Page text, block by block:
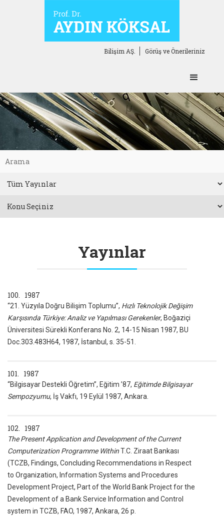
Görüş ve Önerileriniz
Bilişim AŞ.
Yayınlar
100. 1987
“21. Yüzyıla Doğru Bilişim Toplumu”, Hızlı Teknolojik Değişim
Karşısında Türkiye: Analiz ve Yapılması Gerekenler, Boğaziçi
Üniversitesi Sürekli Konferans No. 2, 14-15 Nisan 1987, BU
Doc.303.483H64, 1987, İstanbul, s. 35-51.
101. 1987
“Bilgisayar Destekli Öğretim”, Eğitim ’87, Eğitimde Bilgisayar
Sempozyumu, İş Vakfı, 19 Eylül 1987, Ankara.
102. 1987
The Present Application and Development of the Current
Computerization Programme WithinT.C. Ziraat Bankası
(TCZB, Findings, Concluding Recommendations in Respect
to Organization, Information Systems and Procedures
Development Project, Part of the World Bank Project for the
Development of a Bank Service Information and Control
system in TCZB, FAO, 1987, Ankara, 26 p.